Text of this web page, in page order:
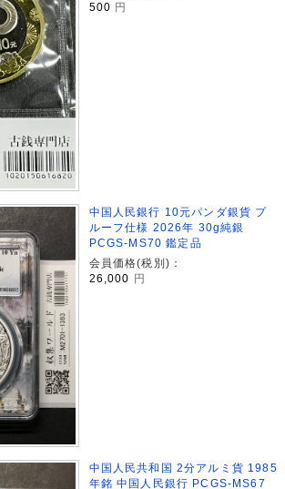
500 円
中国人民銀行 10元パンダ銀貨 プ
ルーフ仕様 2026年 30g純銀
PCGS-MS70 鑑定品
会員価格(税別)：
26,000 円
中国人民共和国 2分アルミ貨 1985
年銘 中国人民銀行 PCGS-MS67